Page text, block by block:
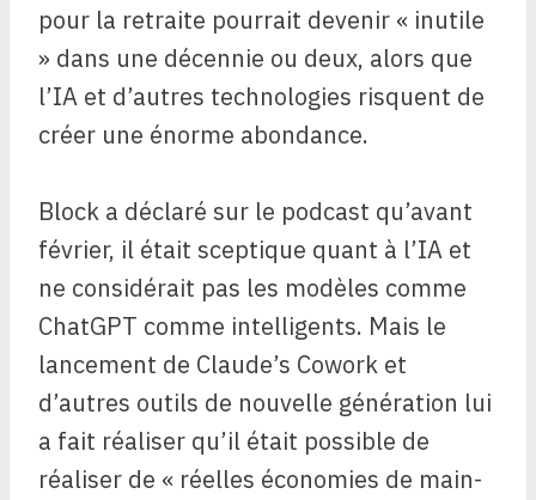
pour la retraite pourrait devenir « inutile
» dans une décennie ou deux, alors que
l’IA et d’autres technologies risquent de
créer une énorme abondance.
Block a déclaré sur le podcast qu’avant
février, il était sceptique quant à l’IA et
ne considérait pas les modèles comme
ChatGPT comme intelligents. Mais le
lancement de Claude’s Cowork et
d’autres outils de nouvelle génération lui
a fait réaliser qu’il était possible de
réaliser de « réelles économies de main-